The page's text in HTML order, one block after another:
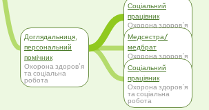
Доглядальниця,
персональний
помічник
Охорона здоров'я
та соціальна
робота
Соціальний
працівник
Охорона здоров'я
та соціальна
робота
Медсестра/
медбрат
Охорона здоров'я
та соціальна
робота
Соціальний
працівник
Охорона здоров'я
та соціальна
робота